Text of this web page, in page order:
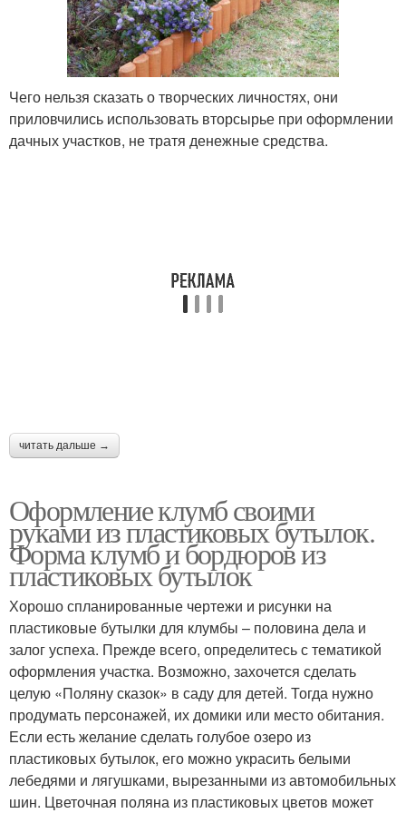
Чего нельзя сказать о творческих личностях, они
приловчились использовать вторсырье при оформлении
дачных участков, не тратя денежные средства.
читать дальше →
Оформление клумб своими
руками из пластиковых бутылок.
Форма клумб и бордюров из
пластиковых бутылок
Хорошо спланированные чертежи и рисунки на
пластиковые бутылки для клумбы – половина дела и
залог успеха. Прежде всего, определитесь с тематикой
оформления участка. Возможно, захочется сделать
целую «Поляну сказок» в саду для детей. Тогда нужно
продумать персонажей, их домики или место обитания.
Если есть желание сделать голубое озеро из
пластиковых бутылок, его можно украсить белыми
лебедями и лягушками, вырезанными из автомобильных
шин. Цветочная поляна из пластиковых цветов может